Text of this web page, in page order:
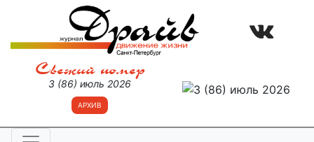
Свежий номер
3 (86) июль 2026
АРХИВ